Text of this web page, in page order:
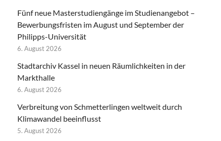
Fünf neue Masterstudiengänge im Studienangebot –
Bewerbungsfristen im August und September der
Philipps-Universität
6. August 2026
Stadtarchiv Kassel in neuen Räumlichkeiten in der
Markthalle
6. August 2026
Verbreitung von Schmetterlingen weltweit durch
Klimawandel beeinflusst
5. August 2026